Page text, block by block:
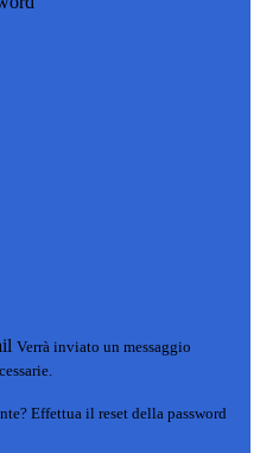
Verrà inviato un messaggio
Effettua il reset della password